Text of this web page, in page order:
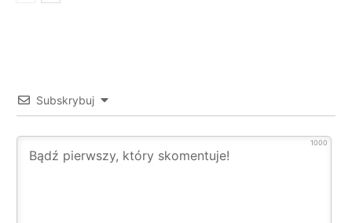
Subskrybuj
1000